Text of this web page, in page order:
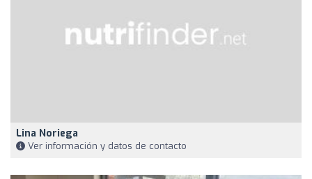
Lina Noriega
Ver información y datos de contacto